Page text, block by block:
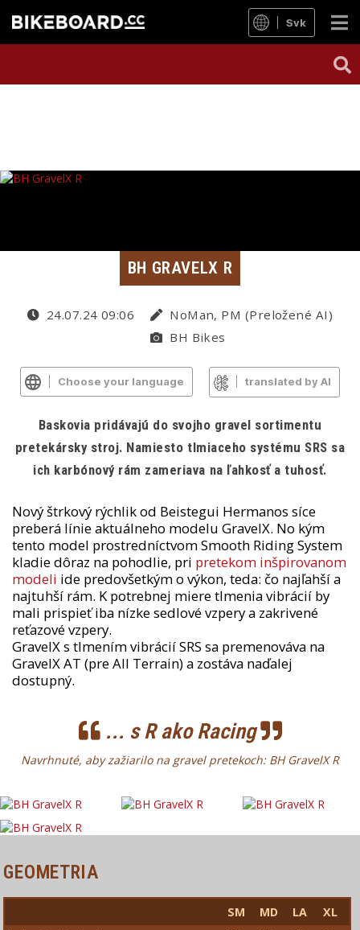
Svk
BH GRAVELX R
24.07.24 09:06
NoMan, PM (Preložené AI)
BH Bikes
Choose your language translated by AI
Baskovia pridávajú do svojho gravel sortimentu
pretekársky stroj. Namiesto tlmiaceho systému SRS sa
ich karbónový rám zameriava na ľahkosť a tuhosť.
Nový štrkový rýchlik od Beistegui Hermanos síce
preberá línie aktuálneho modelu GravelX. No kým
tento model prostredníctvom Smooth Riding System
kladie dôraz na pohodlie, pri pretekom inšpirovanom
modeli ide predovšetkým o výkon, teda: čo najľahší a
najtuhší rám. K potrebnej miere tlmenia vibrácií by
mali prispieť iba nízke sedlové vzpery a zakrivené
reťazové vzpery.
GravelX s tlmením vibrácií SRS sa premenováva na
GravelX AT (pre All Terrain) a zostáva naďalej
dostupný.
... s R ako Racing
Navrhnuté, aby zažiarilo na gravel pretekoch: BH GravelX R
GEOMETRIA
SM MD LA XL